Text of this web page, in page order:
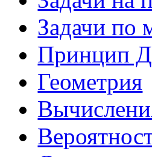
Задачи по
Принцип
Геометрия